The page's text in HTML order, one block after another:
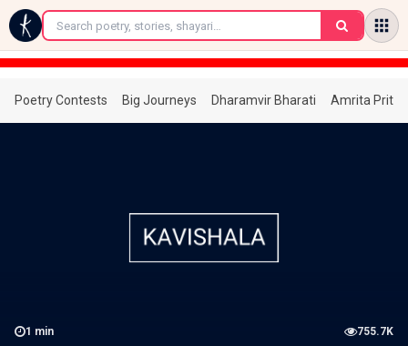
←
Poetry Contests Big Journeys Dharamvir Bharati Amrita
1 min 755.7K